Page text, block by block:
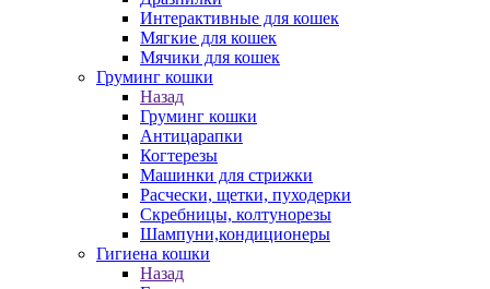
Интерактивные для кошек
Мягкие для кошек
Мячики для кошек
Груминг кошки
Назад
Груминг кошки
Антицарапки
Когтерезы
Машинки для стрижки
Расчески, щетки, пуходерки
Скребницы, колтунорезы
Шампуни,кондиционеры
Гигиена кошки
Назад